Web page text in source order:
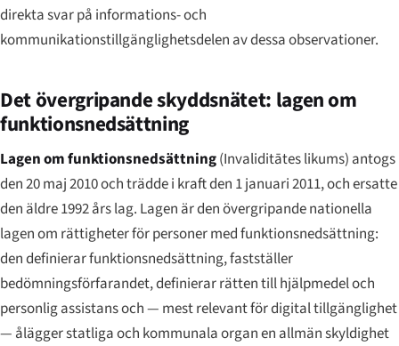
direkta svar på informations- och
kommunikationstillgänglighetsdelen av dessa observationer.
Det övergripande skyddsnätet: lagen om
funktionsnedsättning
Lagen om funktionsnedsättning(Invaliditātes likums) antogs
den 20 maj 2010 och trädde i kraft den 1 januari 2011, och ersatte
den äldre 1992 års lag. Lagen är den övergripande nationella
lagen om rättigheter för personer med funktionsnedsättning:
den definierar funktionsnedsättning, fastställer
bedömningsförfarandet, definierar rätten till hjälpmedel och
personlig assistans och — mest relevant för digital tillgänglighet
— ålägger statliga och kommunala organ en allmän skyldighet